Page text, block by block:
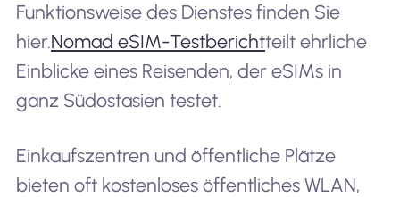
Funktionsweise des Dienstes finden Sie
hier.Nomad eSIM-Testberichtteilt ehrliche
Einblicke eines Reisenden, der eSIMs in
ganz Südostasien testet.
Einkaufszentren und öffentliche Plätze
bieten oft kostenloses öffentliches WLAN,